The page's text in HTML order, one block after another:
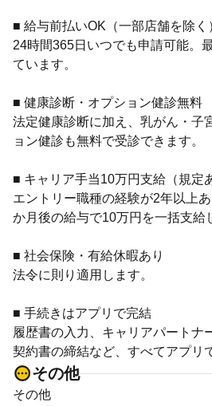
■ 給与前払いOK（一部店舗を除く
24時間365日いつでも申請可能。
ています。
■ 健康診断・オプション健診無料
法定健康診断に加え、乳がん・子
ョン健診も無料で受診できます。
■ キャリア手当10万円支給（規定
エントリー職種の経験が2年以上
か月後の給与で10万円を一括支給
■ 社会保険・有給休暇あり
法令に則り適用します。
■ 手続きはアプリで完結
履歴書の入力、キャリアパートナ
契約書の締結など、すべてアプリ
その他
その他